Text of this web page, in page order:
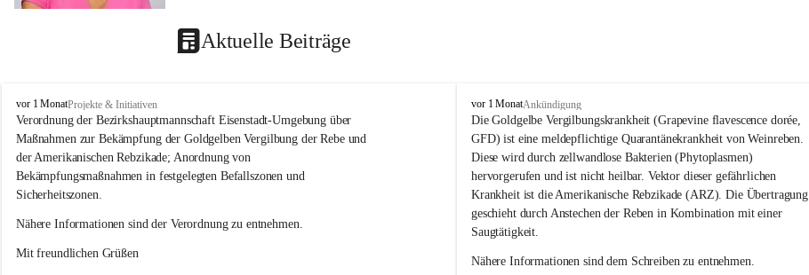
Aktuelle Beiträge
O
s
l
i
p
vor 1 MonatProjekte & Initiativen
Verordnung der Bezirkshauptmannschaft Eisenstadt-Umgebung über
Maßnahmen zur Bekämpfung der Goldgelben Vergilbung der Rebe und
der Amerikanischen Rebzikade; Anordnung von
Bekämpfungsmaßnahmen in festgelegten Befallszonen und
Sicherheitszonen.
Nähere Informationen sind der Verordnung zu entnehmen.
Mit freundlichen Grüßen
O
s
l
i
p
vor 1 MonatAnkündigung
Die Goldgelbe Vergilbungskrankheit (Grapevine flavescence dorée,
GFD) ist eine meldepflichtige Quarantänekrankheit von Weinreben.
Diese wird durch zellwandlose Bakterien (Phytoplasmen)
hervorgerufen und ist nicht heilbar. Vektor dieser gefährlichen
Krankheit ist die Amerikanische Rebzikade (ARZ). Die Übertragung
geschieht durch Anstechen der Reben in Kombination mit einer
Saugtätigkeit.
Nähere Informationen sind dem Schreiben zu entnehmen.